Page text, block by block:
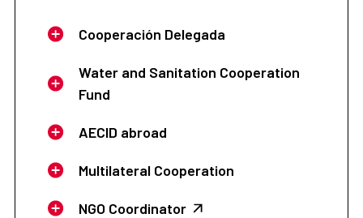
Cooperación Delegada
Water and Sanitation Cooperation
Fund
AECID abroad
Multilateral Cooperation
NGO Coordinator